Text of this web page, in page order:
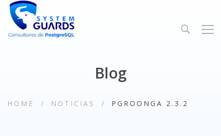
Blog
HOME NOTICIAS PGROONGA 2.3.2